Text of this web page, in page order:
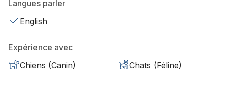
Langues parler
English
Expérience avec
Chiens (Canin)
Chats (Féline)